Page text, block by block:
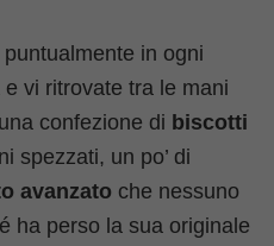
in ogni
vi ritrovate tra le mani
confezione di biscotti
spezzati, un po’ di
avanzato che nessuno
ha perso la sua originale